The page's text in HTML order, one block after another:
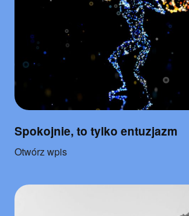
Spokojnie, to tylko entuzjazm
Otwórz wpiso